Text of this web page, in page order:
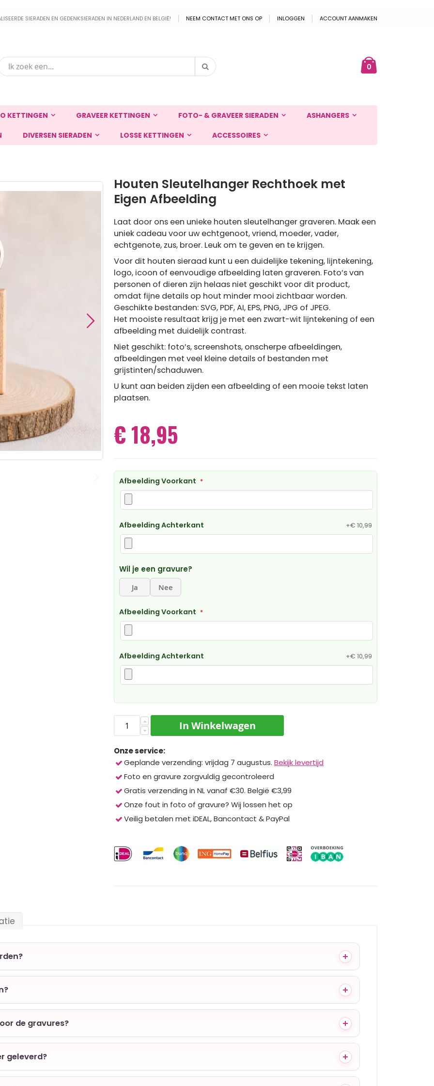
SIERADEN EN GEDENKSIERADEN IN NEDERLAND EN BELGIË! NEEM CONTACT MET ONS OP INLOGGEN ACCOUNT AANMAKEN
0producten
Zoek
KETTINGEN GRAVEER KETTINGEN FOTO- & GRAVEER SIERADEN ASHANGERS
DIVERSEN SIERADEN LOSSE KETTINGEN ACCESSOIRES
Houten Sleutelhanger Rechthoek met
Eigen Afbeelding
Laat door ons een unieke houten sleutelhanger graveren. Maak een
uniek cadeau voor uw echtgenoot, vriend, moeder, vader,
echtgenote, zus, broer. Leuk om te geven en te krijgen.
Voor dit houten sieraad kunt u een duidelijke tekening, lijntekening,
logo, icoon of eenvoudige afbeelding laten graveren. Foto’s van
personen of dieren zijn helaas niet geschikt voor dit product,
omdat fijne details op hout minder mooi zichtbaar worden.
Geschikte bestanden: SVG, PDF, AI, EPS, PNG, JPG of JPEG.
Het mooiste resultaat krijg je met een zwart-wit lijntekening of een
afbeelding met duidelijk contrast.
Niet geschikt: foto’s, screenshots, onscherpe afbeeldingen,
afbeeldingen met veel kleine details of bestanden met
grijstinten/schaduwen.
U kunt aan beiden zijden een afbeelding of een mooie tekst laten
plaatsen.
€ 18,95
Afbeelding Voorkant
Afbeelding Achterkant +€ 10,99
Wil je een gravure?
Ja
Nee
Afbeelding Voorkant
Afbeelding Achterkant +€ 10,99
In Winkelwagen
Onze service:
Geplande verzending: vrijdag 7 augustus. Bekijk levertijd
Foto en gravure zorgvuldig gecontroleerd
Gratis verzending in NL vanaf €30. België €3,99
Onze fout in foto of gravure? Wij lossen het op
Veilig betalen met iDEAL, Bancontact & PayPal
de gravures?
geleverd?